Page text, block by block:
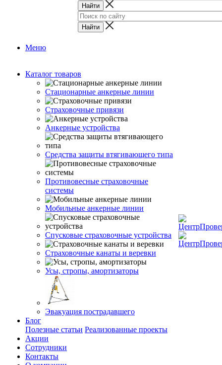
Меню
Каталог товаров
Стационарные анкерные линии
Страховочные привязи
Анкерные устройства
Средства защиты втягивающего типа
Противовесные страховочные
системы
Мобильные анкерные линии
Спусковые страховочные устройства
Страховочные канаты и веревки
Усы, стропы, амортизаторы
Эвакуация пострадавшего
Блог
Полезные статьи Реализованные проекты
Акции
Сотрудники
Контакты